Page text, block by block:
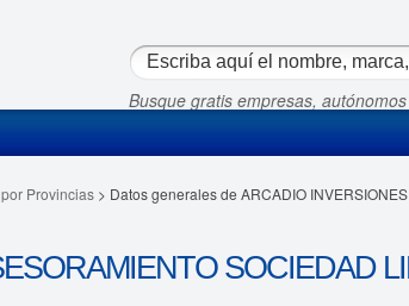
Busque gratis empresas,
Provincias> Datos generales de ARCADIO
SOCIEDAD